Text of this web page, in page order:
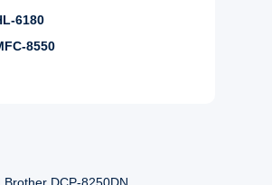
6180
8550